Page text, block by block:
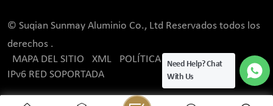
© Suqian Sunmay Aluminio Co., Ltd Reservados todos los
derechos .
MAPA DEL SITIO
XML
POLÍTICA DE PRIVACIDAD
IPv6 RED SOPORTADA
Need Help? Chat
With Us